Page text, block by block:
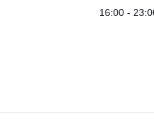
16:00 -